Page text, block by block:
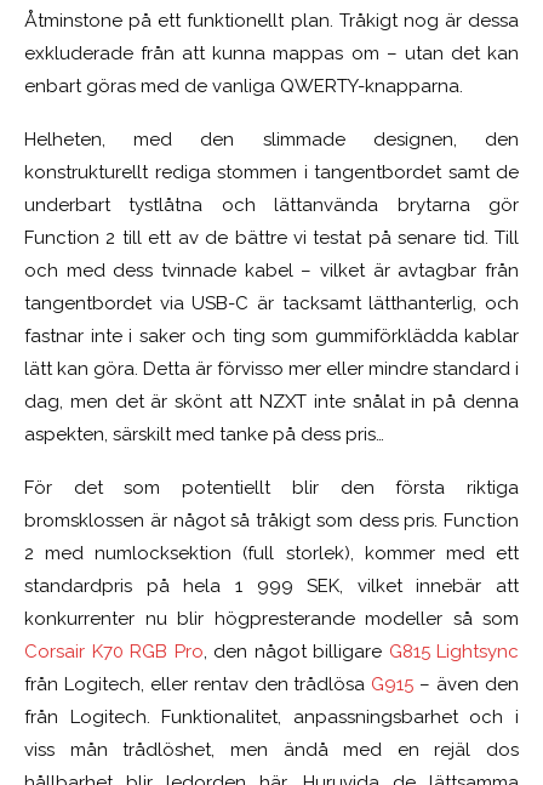
Åtminstone på ett funktionellt plan. Tråkigt nog är dessa
exkluderade från att kunna mappas om – utan det kan
enbart göras med de vanliga QWERTY-knapparna.
Helheten, med den slimmade designen, den
konstrukturellt rediga stommen i tangentbordet samt de
underbart tystlåtna och lättanvända brytarna gör
Function 2 till ett av de bättre vi testat på senare tid. Till
och med dess tvinnade kabel – vilket är avtagbar från
tangentbordet via USB-C är tacksamt lätthanterlig, och
fastnar inte i saker och ting som gummiförklädda kablar
lätt kan göra. Detta är förvisso mer eller mindre standard i
dag, men det är skönt att NZXT inte snålat in på denna
aspekten, särskilt med tanke på dess pris…
För det som potentiellt blir den första riktiga
bromsklossen är något så tråkigt som dess pris. Function
2 med numlocksektion (full storlek), kommer med ett
standardpris på hela 1 999 SEK, vilket innebär att
konkurrenter nu blir högpresterande modeller så som
Corsair K70 RGB Pro, den något billigare G815 Lightsync
från Logitech, eller rentav den trådlösa G915 – även den
från Logitech. Funktionalitet, anpassningsbarhet och i
viss mån trådlöshet, men ändå med en rejäl dos